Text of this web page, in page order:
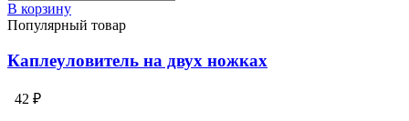
В корзину
Популярный товар
Каплеуловитель на двух ножках
42 ₽